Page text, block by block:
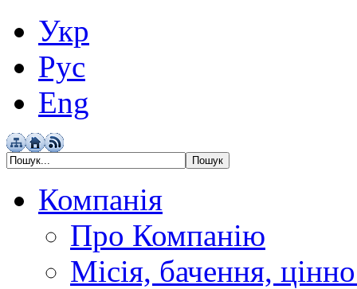
Укр
Рус
Eng
Компанія
Про Компанію
Місія, бачення,